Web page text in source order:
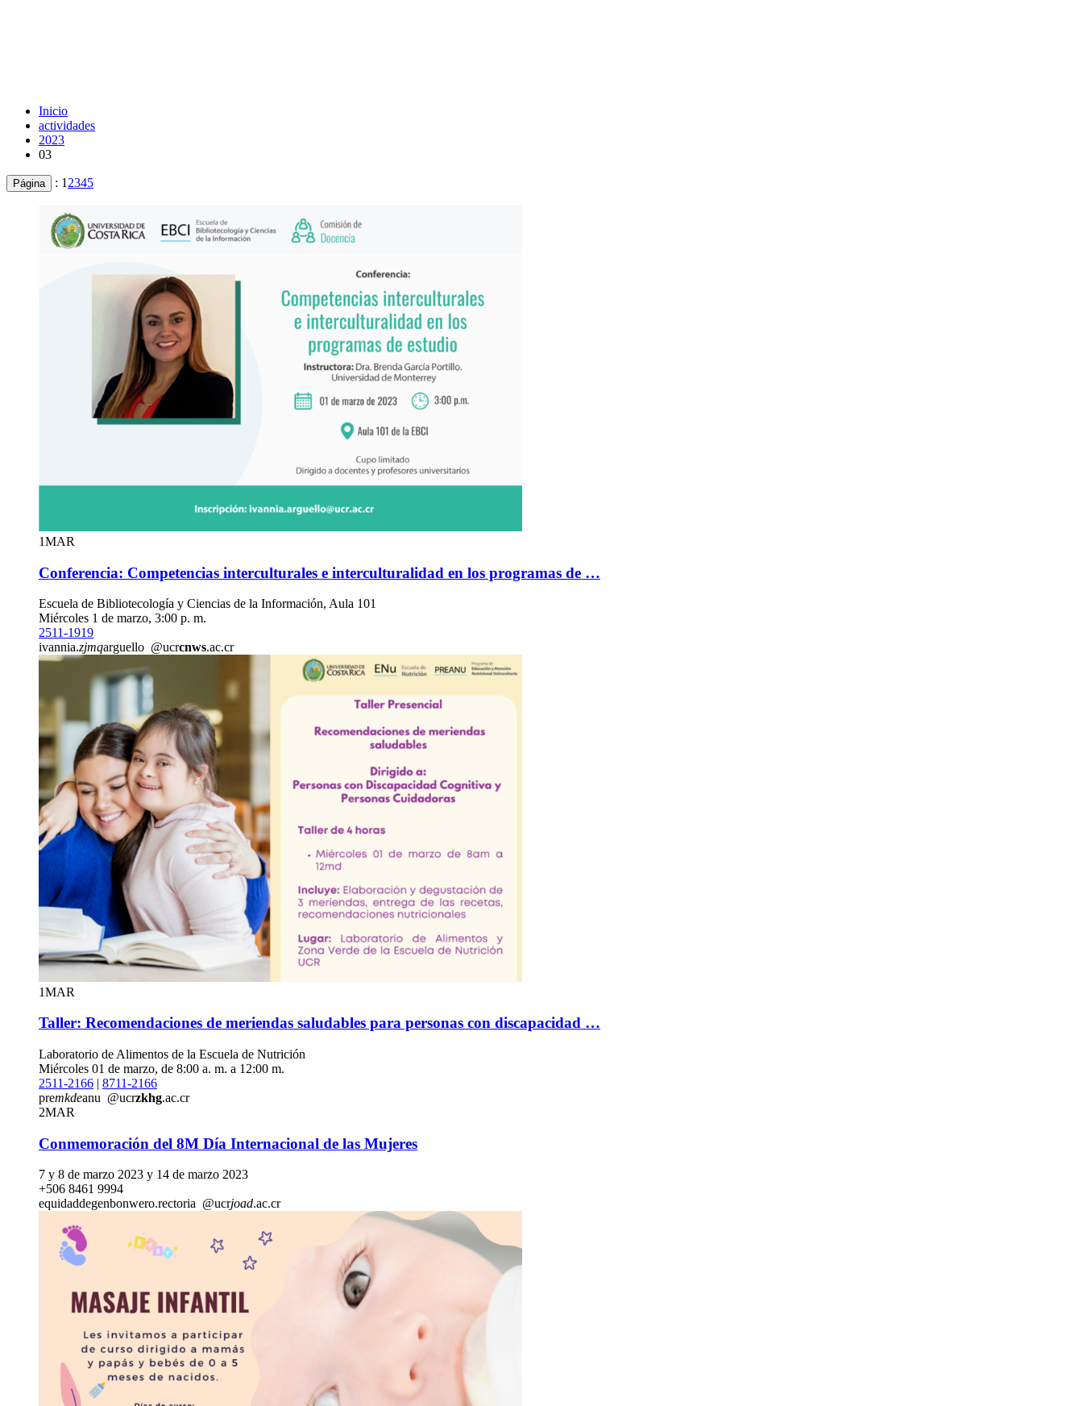
Inicio
actividades
2023
03
Página : 1 2345
1MAR
Conferencia: Competencias interculturales e interculturalidad en los programas de …
Escuela de Bibliotecología y Ciencias de la Información, Aula 101
Miércoles 1 de marzo, 3:00 p. m.
2511-1919
ivannia.zjmqarguello @ucrcnws.ac.cr
1MAR
Taller: Recomendaciones de meriendas saludables para personas con discapacidad …
Laboratorio de Alimentos de la Escuela de Nutrición
Miércoles 01 de marzo, de 8:00 a. m. a 12:00 m.
2511-2166 | 8711-2166
premkdeanu @ucrzkhg.ac.cr
2MAR
Conmemoración del 8M Día Internacional de las Mujeres
7 y 8 de marzo 2023 y 14 de marzo 2023
+506 8461 9994
equidaddegenbonwero.rectoria @ucrjoad.ac.cr